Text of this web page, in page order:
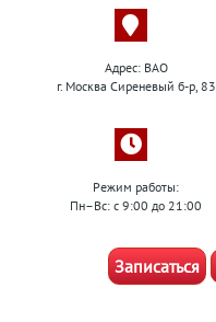
Адрес: ВАО
г. Москва Сиреневый б-р, 83
Режим работы:
Пн–Вс: с 9:00 до 21:00
Записаться